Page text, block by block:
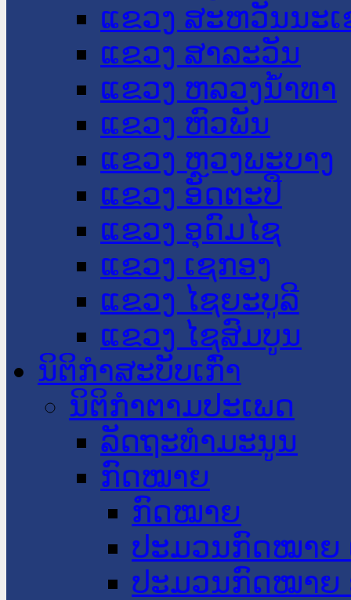
ແຂວງ ສະຫວັນນະ
ແຂວງ ສາລະວັນ
ແຂວງ ຫລວງນໍ້າທາ
ແຂວງ ຫົວພັນ
ແຂວງ ຫຼວງພະບາງ
ແຂວງ ອັດຕະປື
ແຂວງ ອຸດົມໄຊ
ແຂວງ ເຊກອງ
ແຂວງ ໄຊຍະບູລີ
ແຂວງ ໄຊສົມບູນ
ນິຕິກໍາສະບັບເກົ່າ
ນິຕິກຳຕາມປະເພດ
ລັດຖະທໍາມະນູນ
ກົດໝາຍ
ກົດໝາຍ
ປະມວນກົດໝາຍ
ປະມວນກົດໝາຍ